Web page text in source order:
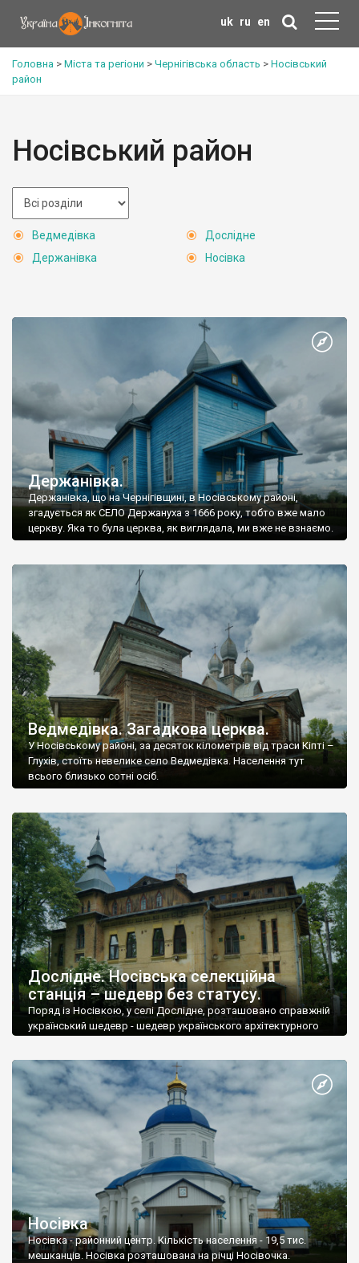
uk ru en
Головна > Міста та регіони > Чернігівська область > Носівський
район
Носівський район
Ведмедівка
Держанівка
Дослідне
Носівка
Держанівка.
Держанівка, що на Чернігівщині, в Носівському районі,
згадується як СЕЛО Держануха з 1666 року, тобто вже мало
церкву. Яка то була церква, як виглядала, ми вже не взнаємо.
Ведмедівка. Загадкова церква.
У Носівському районі, за десяток кілометрів від траси Кіпті –
Глухів, стоїть невелике село Ведмедівка. Населення тут
всього близько сотні осіб.
Дослідне. Носівська селекційна
станція – шедевр без статусу.
Поряд із Носівкою, у селі Дослідне, розташовано справжній
український шедевр - шедевр українського архітектурного
Носівка
Носівка - районний центр. Кількість населення - 19,5 тис.
мешканців. Носівка розташована на річці Носівочка.